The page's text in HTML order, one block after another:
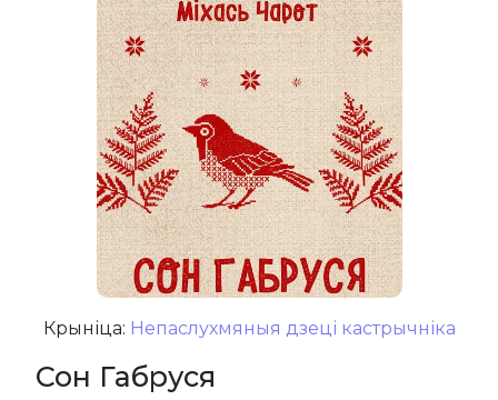
Крыніца: Непаслухмяныя дзеці кастрычніка
Сон Габруся